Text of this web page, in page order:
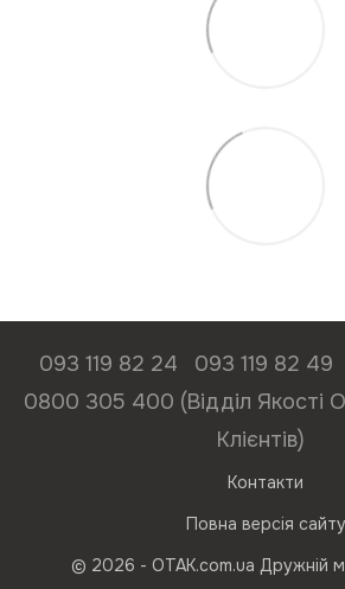
093 119 82 24 093 119 82 49
0800 305 400 (Відділ Якості
Клієнтів)
Контакти
Повна версія сайту
© 2026 - ОТАК.com.ua Дружній